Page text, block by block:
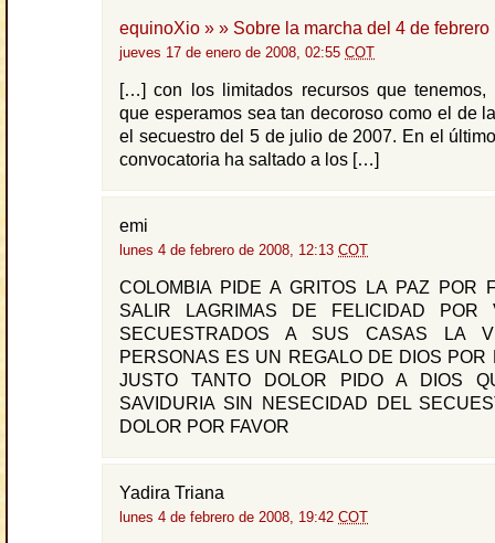
equinoXio » » Sobre la marcha del 4 de febrero
jueves 17 de enero de 2008, 02:55 COT
[…] con los limitados recursos que tenemos,
que esperamos sea tan decoroso como el de
el secuestro del 5 de julio de 2007. En el
convocatoria ha saltado a los […]
emi
lunes 4 de febrero de 2008, 12:13 COT
COLOMBIA PIDE A GRITOS LA PAZ POR
SALIR LAGRIMAS DE FELICIDAD POR
SECUESTRADOS A SUS CASAS LA
PERSONAS ES UN REGALO DE DIOS POR
JUSTO TANTO DOLOR PIDO A DIOS
SAVIDURIA SIN NESECIDAD DEL
DOLOR POR FAVOR
Yadira Triana
lunes 4 de febrero de 2008, 19:42 COT